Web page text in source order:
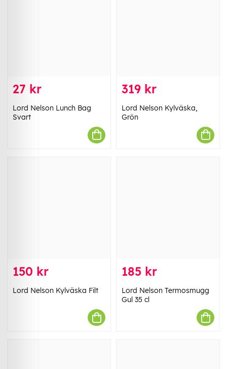
27 kr
Lord Nelson Lunch Bag
Svart
319 kr
Lord Nelson Kylväska,
Grön
150 kr
Lord Nelson Kylväska Filt
185 kr
Lord Nelson Termosmugg
Gul 35 cl